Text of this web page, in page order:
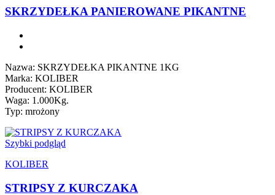
SKRZYDEŁKA PANIEROWANE PIKANTNE
Nazwa: SKRZYDEŁKA PIKANTNE 1KG
Marka: KOLIBER
Producent: KOLIBER
Waga: 1.000Kg.
Typ: mrożony
Szybki podgląd
KOLIBER
STRIPSY Z KURCZAKA